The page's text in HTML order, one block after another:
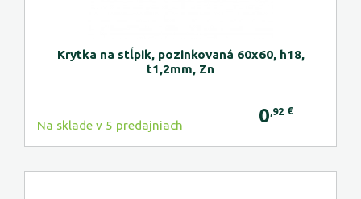
Krytka na stĺpik, pozinkovaná 60x60, h18,
t1,2mm, Zn
Na sklade v 5 predajniach 0 ,92 €